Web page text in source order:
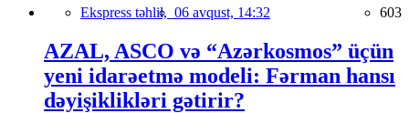
Ekspress təhlil, 06 avqust, 14:32 603
AZAL, ASCO və “Azərkosmos” üçün
yeni idarəetmə modeli: Fərman hansı
dəyişiklikləri gətirir?